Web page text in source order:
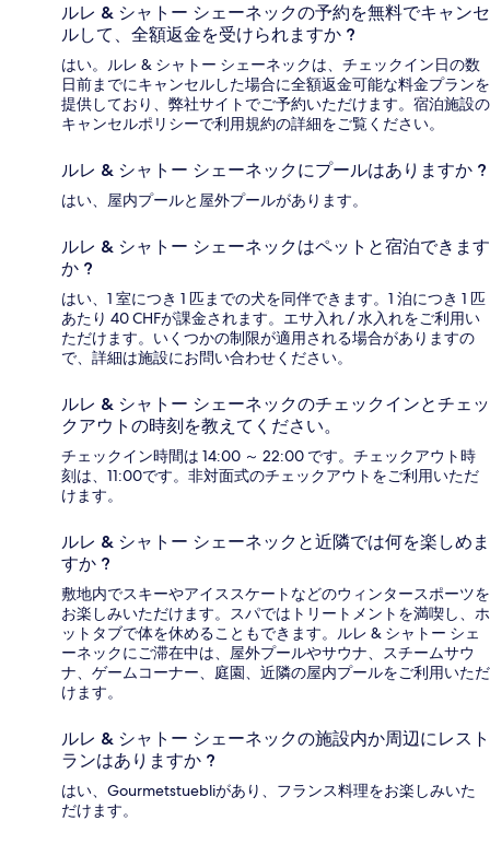
ルレ & シャトー シェーネックの予約を無料でキャンセ
ルして、全額返金を受けられますか ?
はい。ルレ & シャトー シェーネックは、チェックイン日の数
日前までにキャンセルした場合に全額返金可能な料金プランを
提供しており、弊社サイトでご予約いただけます。宿泊施設の
キャンセルポリシーで利用規約の詳細をご覧ください。
ルレ & シャトー シェーネックにプールはありますか ?
はい、屋内プールと屋外プールがあります。
ルレ & シャトー シェーネックはペットと宿泊できます
か ?
はい、1 室につき 1 匹までの犬を同伴できます。1 泊につき 1 匹
あたり 40 CHFが課金されます。エサ入れ / 水入れをご利用い
ただけます。いくつかの制限が適用される場合がありますの
で、詳細は施設にお問い合わせください。
ルレ & シャトー シェーネックのチェックインとチェッ
クアウトの時刻を教えてください。
チェックイン時間は 14:00 ～ 22:00 です。チェックアウト時
刻は、11:00です。非対面式のチェックアウトをご利用いただ
けます。
ルレ & シャトー シェーネックと近隣では何を楽しめま
すか ?
敷地内でスキーやアイススケートなどのウィンタースポーツを
お楽しみいただけます。スパではトリートメントを満喫し、ホ
ットタブで体を休めることもできます。ルレ & シャトー シェ
ーネックにご滞在中は、屋外プールやサウナ、スチームサウ
ナ、ゲームコーナー、庭園、近隣の屋内プールをご利用いただ
けます。
ルレ & シャトー シェーネックの施設内か周辺にレスト
ランはありますか ?
はい、Gourmetstuebliがあり、フランス料理をお楽しみいた
だけます。